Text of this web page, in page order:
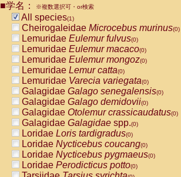
CebidaeCebus nigrivittatus
CebidaeCebus
CebidaeSaimiri boliviensis(0)
CebidaeSaimiri sciureus(0)
AtelidaeAlouatta caraya(0)
AtelidaeAlouatta fusca(0)
AtelidaeAlouatta seniculus
AtelidaeAlouattaspp.(0)
AtelidaeAteles belzebuth(0)
AtelidaeAteles geoffroyi(0)
AtelidaeAteles paniscus(0)
AtelidaeAtelesspp.(0)
Atelidae Lagothrix lagothricha
AtelidaeLagothrix lagothricha cana
PitheciidaeCacajao calvus
PitheciidaeCallicebus cupreus
PitheciidaeCallicebus donacophilus
■学名： ※複数選択可・or検索
All species(1)
Cheirogaleidae Microcebus murinus(0)
Lemuridae Eulemur fulvus(0)
Lemuridae Eulemur macaco(0)
Lemuridae Eulemur mongoz(0)
Lemuridae Lemur catta(0)
Lemuridae Varecia variegata(0)
Galagidae Galago senegalensis(0)
Galagidae Galago demidovii(0)
Galagidae Otolemur crassicaudatus(0)
Galagidae Galagidae spp.(0)
Loridae Loris tardigradus(0)
Loridae Nycticebus coucang(0)
Loridae Nycticebus pygmaeus(0)
Loridae Perodicticus potto(0)